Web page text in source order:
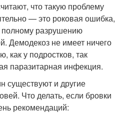
что такую проблему
— это роковая ошибка,
полному разрушению
Демодекоз не имеет ничего
как у подростков, так
паразитарная инфекция.
существуют и другие
Что делать, если бровки
рекомендаций: